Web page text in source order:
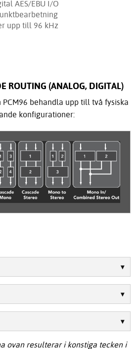
AES/EBU I/O
upp till 96 kHz
ROUTING (ANALOG, DIGITAL)
behandla upp till två fysiska
konfigurationer:
ovan resulterar i konstiga tecken i